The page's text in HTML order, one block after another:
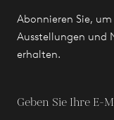
Abonnieren Sie,
Ausstellungen und
erhalten.
Geben Sie Ihre E-